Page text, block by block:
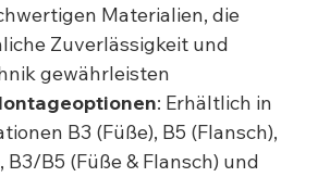
Materialien, die
Zuverlässigkeit und
gewährleisten
: Erhältlich in
B3 (Füße), B5 (Flansch),
B3/B5 (Füße & Flansch) und